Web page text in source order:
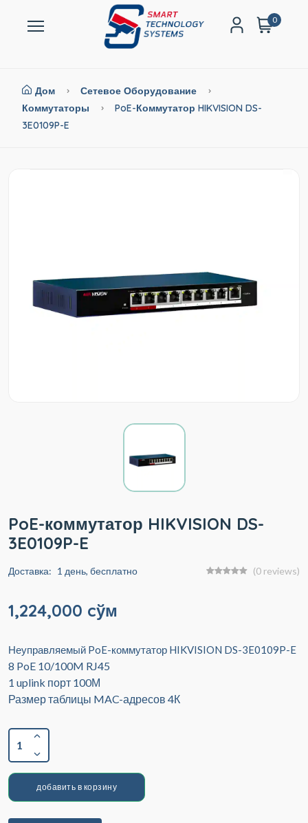
0
Дом
Сетевое Оборудование
Коммутаторы
PoE-Коммутатор HIKVISION DS-
3E0109P-E
PoE-коммутатор HIKVISION DS-
3E0109P-E
Доставка: 1 день, бесплатно (0 reviews)
1,224,000 cўм
Неуправляемый PoE-коммутатор HIKVISION DS-3E0109P-E
8 PoE 10/100M RJ45
1 uplink порт 100М
Размер таблицы MAC-адресов 4К
1
добавить в корзину